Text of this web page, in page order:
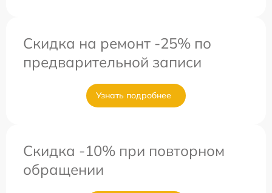
Скидка на ремонт -25% по
предварительной записи
Узнать подробнее
Скидка -10% при повторном
обращении